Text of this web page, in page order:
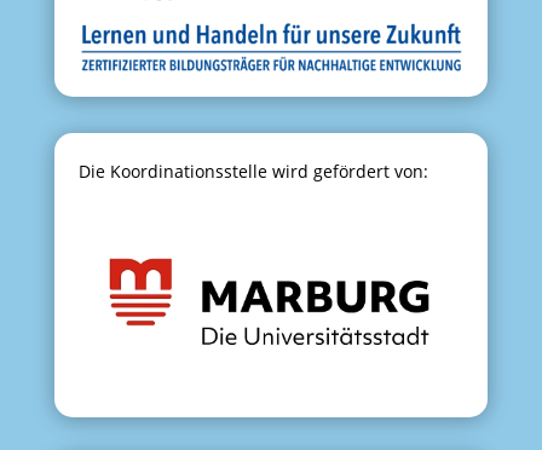
Die Koordinationsstelle wird gefördert von: